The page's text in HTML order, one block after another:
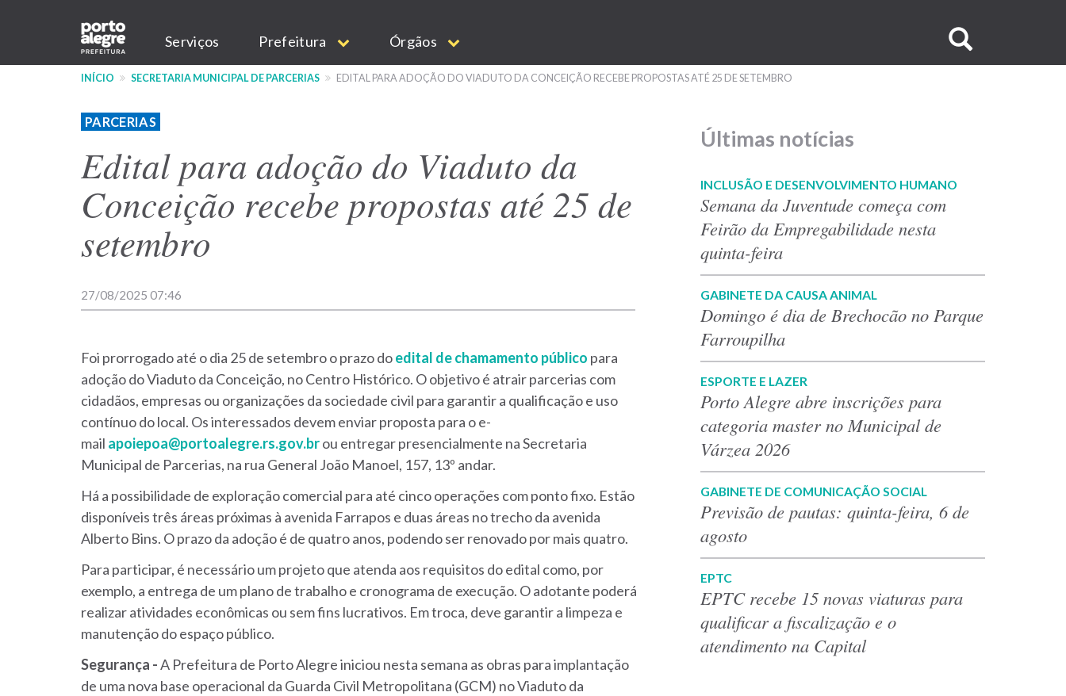
conteúdo
Main
navigation
Serviços Prefeitura Órgãos
no
INÍCIO SECRETARIA MUNICIPAL DE PARCERIAS EDITAL PARA ADOÇÃO DO VIADUTO DA CONCEIÇÃO RECEBE PROPOSTAS ATÉ 25 DE SETEMBRO
PARCERIAS
Edital para adoção do Viaduto da
Conceição recebe propostas até 25 de
setembro
27/08/2025 07:46
Foi prorrogado até o dia 25 de setembro o prazo doedital de chamamento público para
adoção do Viaduto da Conceição, no Centro Histórico. O objetivo é atrair parcerias com
cidadãos, empresas ou organizações da sociedade civil para garantir a qualificação e uso
contínuo do local. Os interessados devem enviar proposta para o e-
mail apoiepoa@portoalegre.rs.gov.brou entregar presencialmente na Secretaria
Municipal de Parcerias, na rua General João Manoel, 157, 13º andar.
Há a possibilidade de exploração comercial para até cinco operações com ponto fixo. Estão
disponíveis três áreas próximas à avenida Farrapos e duas áreas no trecho da avenida
Alberto Bins. O prazo da adoção é de quatro anos, podendo ser renovado por mais quatro.
Para participar, é necessário um projeto que atenda aos requisitos do edital como, por
exemplo, a entrega de um plano de trabalho e cronograma de execução. O adotante poderá
realizar atividades econômicas ou sem fins lucrativos. Em troca, deve garantir a limpeza e
manutenção do espaço público.
Segurança -A Prefeitura de Porto Alegre iniciou nesta semana as obras para implantação
de uma nova base operacional da Guarda Civil Metropolitana (GCM) no Viaduto da
Últimas notícias
INCLUSÃO E DESENVOLVIMENTO HUMANO
Semana da Juventude começa com
Feirão da Empregabilidade nesta
quinta-feira
GABINETE DA CAUSA ANIMAL
Domingo é dia de Brechocão no Parque
Farroupilha
ESPORTE E LAZER
Porto Alegre abre inscrições para
categoria master no Municipal de
Várzea 2026
GABINETE DE COMUNICAÇÃO SOCIAL
Previsão de pautas: quinta-feira, 6 de
agosto
EPTC
EPTC recebe 15 novas viaturas para
qualificar a fiscalização e o
atendimento na Capital